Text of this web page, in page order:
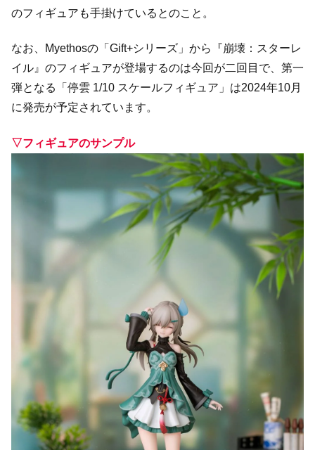
のフィギュアも手掛けているとのこと。
なお、Myethosの「Gift+シリーズ」から『崩壊：スターレ
イル』のフィギュアが登場するのは今回が二回目で、第一
弾となる「停雲 1/10 スケールフィギュア」は2024年10月
に発売が予定されています。
▽フィギュアのサンプル